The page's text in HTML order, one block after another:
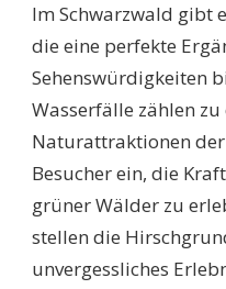
Im Schwarzwald gibt
die eine perfekte
Sehenswürdigkeiten
Wasserfälle zählen
Naturattraktionen
Besucher ein, die
grüner Wälder zu
stellen die
unvergessliches